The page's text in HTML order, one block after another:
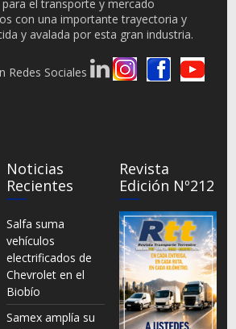
el transporte y mercado
con una importante trayectoria y
y avalada por esta gran industria.
Redes Sociales
Noticias
Recientes
Salfa suma
vehículos
electrificados de
Chevrolet en el
Biobío
Samex amplía su
Revista
Edición Nº212